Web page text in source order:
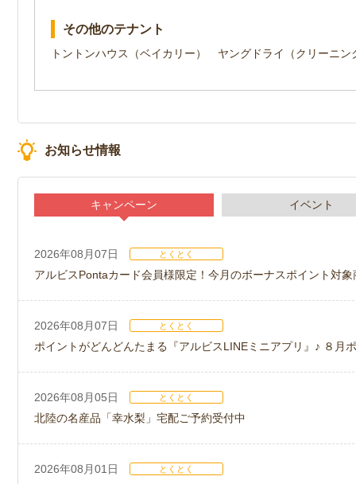
その他のテナント
トントンハウス（ベイカリー） ヤングドライ（クリーニン
お知らせ情報
キャンペーン イベント
2026年08月07日 とくとく
アルビスPontaカード会員様限定！今月のボーナスポイント対象
2026年08月07日 とくとく
ポイントがどんどんたまる『アルビスLINEミニアプリ』♪ ８月
2026年08月05日 とくとく
北陸の名産品「幸水梨」宅配ご予約受付中
2026年08月01日 とくとく